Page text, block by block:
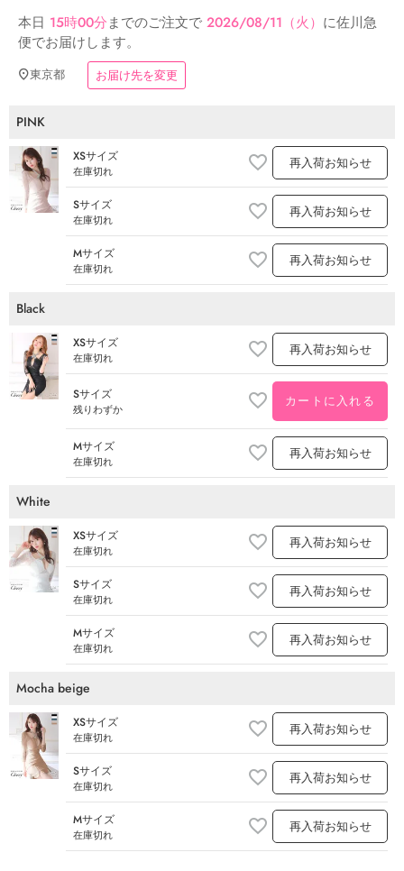
本日 15時00分までのご注文で 2026/08/11（火） に佐川急
便でお届けします。
東京都 お届け先を変更
PINK
XSサイズ
在庫切れ 再入荷お知らせ
Sサイズ
在庫切れ 再入荷お知らせ
Mサイズ
在庫切れ 再入荷お知らせ
Black
XSサイズ
在庫切れ 再入荷お知らせ
Sサイズ
残りわずか カートに入れる
Mサイズ
在庫切れ 再入荷お知らせ
White
XSサイズ
在庫切れ 再入荷お知らせ
Sサイズ
在庫切れ 再入荷お知らせ
Mサイズ
在庫切れ 再入荷お知らせ
Mocha beige
XSサイズ
在庫切れ 再入荷お知らせ
Sサイズ
在庫切れ 再入荷お知らせ
Mサイズ
在庫切れ 再入荷お知らせ